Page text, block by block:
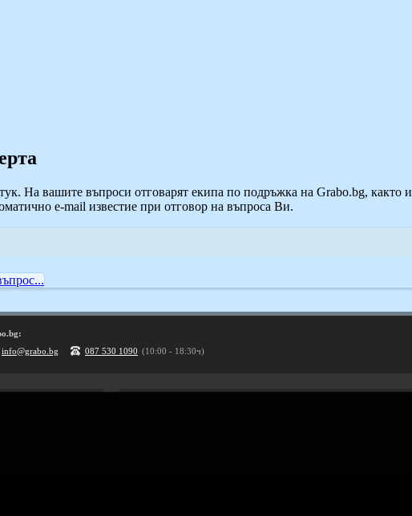
На вашите въпроси отговарят екипа по подръжка на Grabo.bg, както и
e-mail известие при отговор на въпроса Ви.
info@grabo.bg 087 530 1090 (10:00 - 18:30ч)